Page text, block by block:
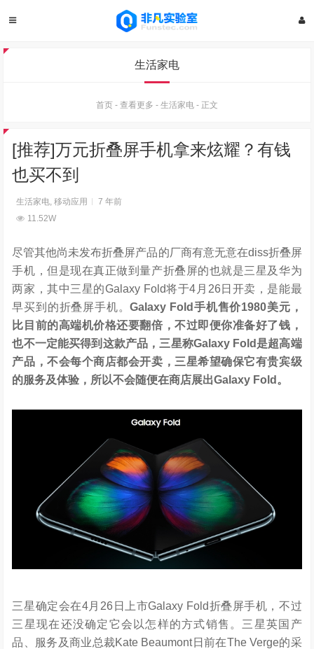
生活家电
首页 - 查看更多 - 生活家电 - 正文
[推荐]万元折叠屏手机拿来炫耀？有钱
也买不到
生活家电,移动应用
7 年前
11.52W
尽管其他尚未发布折叠屏产品的厂商有意无意在diss折叠屏
手机，但是现在真正做到量产折叠屏的也就是三星及华为
两家，其中三星的Galaxy Fold将于4月26日开卖，是能最
早买到的折叠屏手机。Galaxy Fold手机售价1980美元，
比目前的高端机价格还要翻倍，不过即便你准备好了钱，
也不一定能买得到这款产品，三星称Galaxy Fold是超高端
产品，不会每个商店都会开卖，三星希望确保它有贵宾级
的服务及体验，所以不会随便在商店展出Galaxy Fold。
三星确定会在4月26日上市Galaxy Fold折叠屏手机，不过
三星现在还没确定它会以怎样的方式销售。三星英国产
品、服务及商业总裁Kate Beaumont日前在The Verge的采